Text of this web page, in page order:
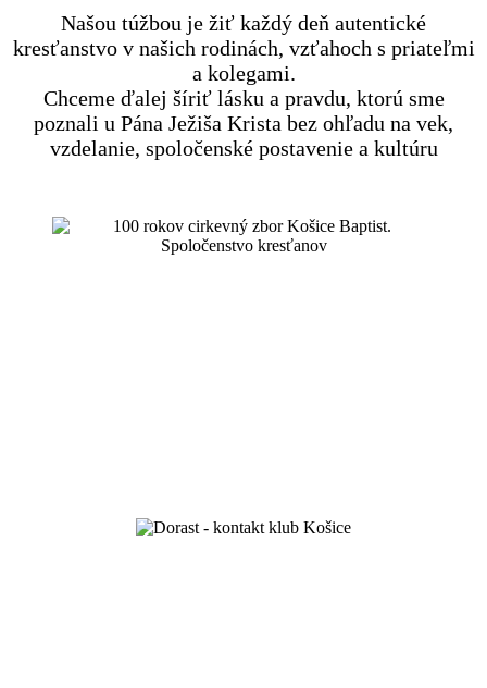
Našou túžbou je žiť každý deň autentické
kresťanstvo v našich rodinách, vzťahoch s priateľmi
a kolegami.
Chceme ďalej šíriť lásku a pravdu, ktorú sme
poznali u Pána Ježiša Krista bez ohľadu na vek,
vzdelanie, spoločenské postavenie a kultúru